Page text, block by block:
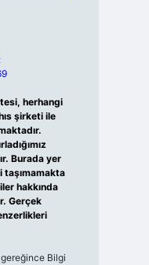
herhangi
şirketi ile
Burada yer
taşımamakta
hakkında
Gerçek
gereğince Bilgi